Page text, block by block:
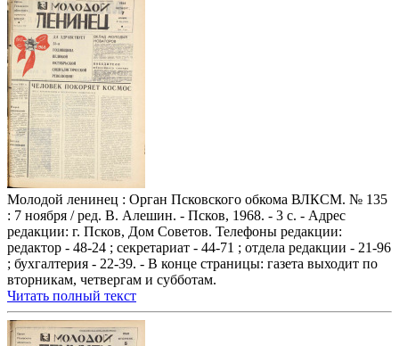
Молодой ленинец : Орган Псковского обкома ВЛКСМ. № 135
: 7 ноября / ред. В. Алешин. - Псков, 1968. - 3 с. - Адрес
редакции: г. Псков, Дом Советов. Телефоны редакции:
редактор - 48-24 ; секретариат - 44-71 ; отдела редакции - 21-96
; бухгалтерия - 22-39. - В конце страницы: газета выходит по
вторникам, четвергам и субботам.
Читать полный текст